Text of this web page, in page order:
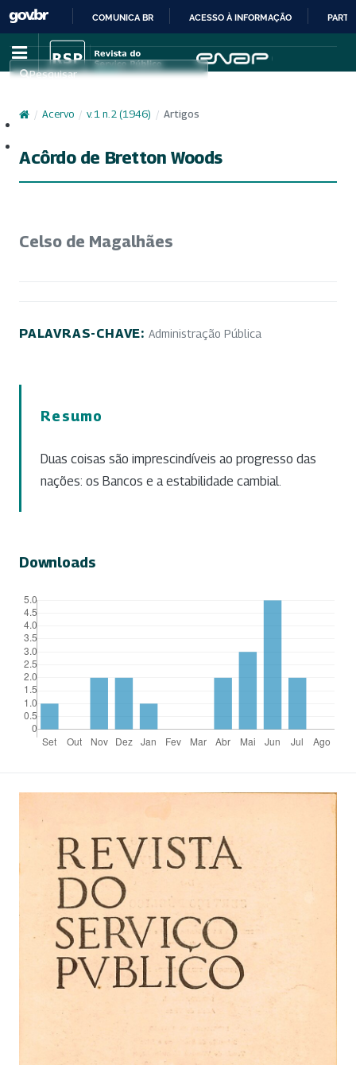
IR
PARA
CONTEÚDO
COMUNICA BR ACESSO À INFORMAÇÃO
Pesquisar
/ Acervo / v. 1 n. 2 (1946) / Artigos
Acôrdo de Bretton Woods
Celso de Magalhães
PALAVRAS-CHAVE: Administração Pública
Resumo
Duas coisas são imprescindíveis ao progresso das
nações: os Bancos e a estabilidade cambial.
Downloads